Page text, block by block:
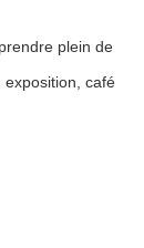
plein de
exposition, café